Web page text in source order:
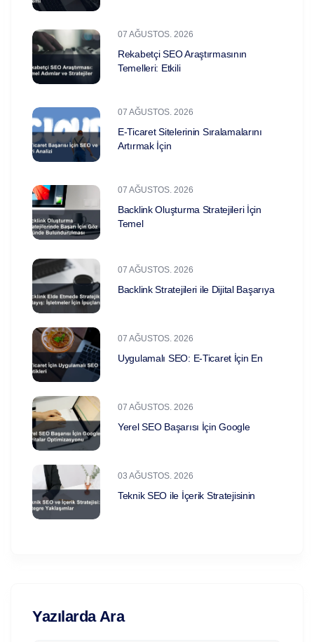
07 AĞUSTOS. 2026
Rekabetçi SEO Araştırmasının
Temelleri: Etkili
07 AĞUSTOS. 2026
E-Ticaret Sitelerinin Sıralamalarını
Artırmak İçin
07 AĞUSTOS. 2026
Backlink Oluşturma Stratejileri İçin
Temel
07 AĞUSTOS. 2026
Backlink Stratejileri ile Dijital Başarıya
07 AĞUSTOS. 2026
Uygulamalı SEO: E-Ticaret İçin En
07 AĞUSTOS. 2026
Yerel SEO Başarısı İçin Google
03 AĞUSTOS. 2026
Teknik SEO ile İçerik Stratejisinin
Yazılarda Ara